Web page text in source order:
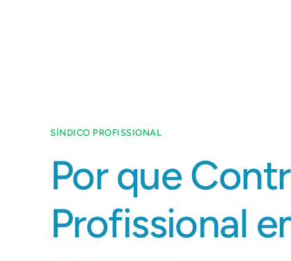
SÍNDICO PROFISSIONAL
Por que
Profissional